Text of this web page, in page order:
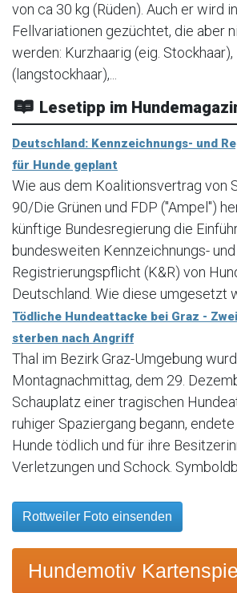
von ca 30 kg (Rüden). Auch er wird
Fellvariationen gezüchtet, die aber
werden: Kurzhaarig (eig. Stockhaar),
(langstockhaar),...
Lesetipp im
Deutschland: Kennzeichnungs- und
für Hunde geplant
Wie aus dem Koalitionsvertrag von
90/Die Grünen und FDP ("Ampel")
künftige Bundesregierung die
bundesweiten Kennzeichnungs- und
Registrierungspflicht (K&R) von
Deutschland. Wie diese umgesetzt
Tödliche Hundeattacke bei Graz -
sterben nach Angriff
Thal im Bezirk Graz-Umgebung
Montagnachmittag, dem 29.
Schauplatz einer tragischen
ruhiger Spaziergang begann,
Hunde tödlich und für ihre
Verletzungen und Schock.
Rottweiler Foto einsenden
Hundemotiv